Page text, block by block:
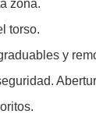
zona.
torso.
y